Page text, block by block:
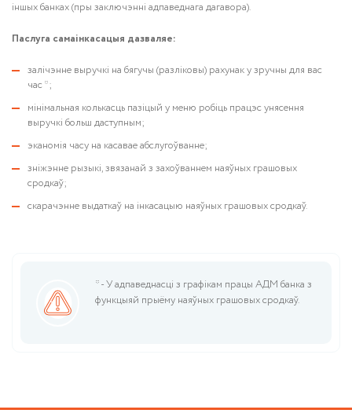
іншых банках (пры заключэнні адпаведнага дагавора).
Паслуга самаінкасацыя дазваляе:
залічэнне выручкі на бягучы (разліковы) рахунак у зручны для вас
час *;
мінімальная колькасць пазіцый у меню робіць працэс унясення
выручкі больш даступным;
эканомія часу на касавае абслугоўванне;
зніжэнне рызыкі, звязанай з захоўваннем наяўных грашовых
сродкаў;
скарачэнне выдаткаў на інкасацыю наяўных грашовых сродкаў.
* - У адпаведнасці з графікам працы АДМ банка з
функцыяй прыёму наяўных грашовых сродкаў.